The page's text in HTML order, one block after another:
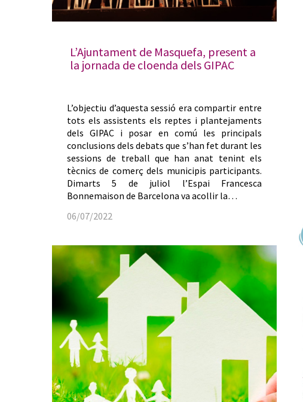
L’Ajuntament de Masquefa, present a
la jornada de cloenda dels GIPAC
L’objectiu d’aquesta sessió era compartir entre
tots els assistents els reptes i plantejaments
dels GIPAC i posar en comú les principals
conclusions dels debats que s’han fet durant les
sessions de treball que han anat tenint els
tècnics de comerç dels municipis participants.
Dimarts 5 de juliol l’Espai Francesca
Bonnemaison de Barcelona va acollir la…
06/07/2022